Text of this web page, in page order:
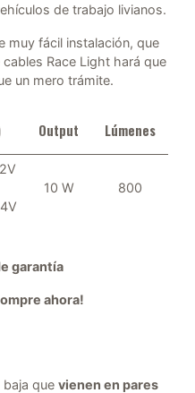
de trabajo livianos.
muy fácil instalación, que
Race Light hará que
un mero trámite.
Output Lúmenes
10 W 800
garantía
ahora!
que vienen en pares